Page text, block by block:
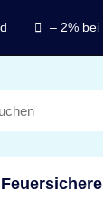
– 2% bei